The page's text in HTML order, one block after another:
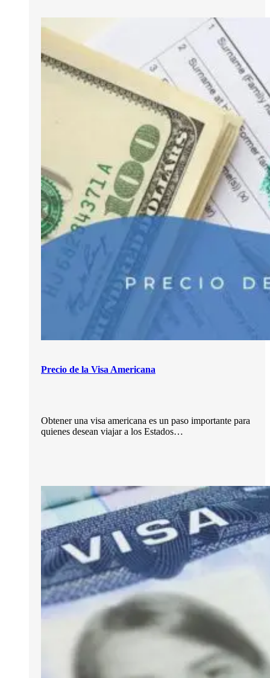
Precio de la Visa Americana
Obtener una visa americana es un paso importante para
quienes desean viajar a los Estados…